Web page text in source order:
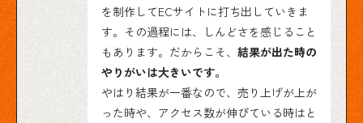
を制作してECサイトに打ち出していきま
す。その過程には、しんどさを感じること
もあります。だからこそ、 結果が出た時の
やりがいは大きいです。
やはり結果が一番なので、売り上げが上が
った時や、アクセス数が伸びている時はと